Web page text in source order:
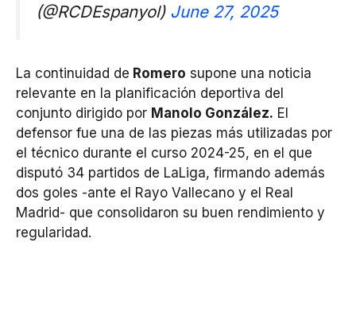
(@RCDEspanyol) June 27, 2025
La continuidad de Romero supone una noticia
relevante en la planificación deportiva del
conjunto dirigido por Manolo González. El
defensor fue una de las piezas más utilizadas por
el técnico durante el curso 2024-25, en el que
disputó 34 partidos de LaLiga, firmando además
dos goles -ante el Rayo Vallecano y el Real
Madrid- que consolidaron su buen rendimiento y
regularidad.